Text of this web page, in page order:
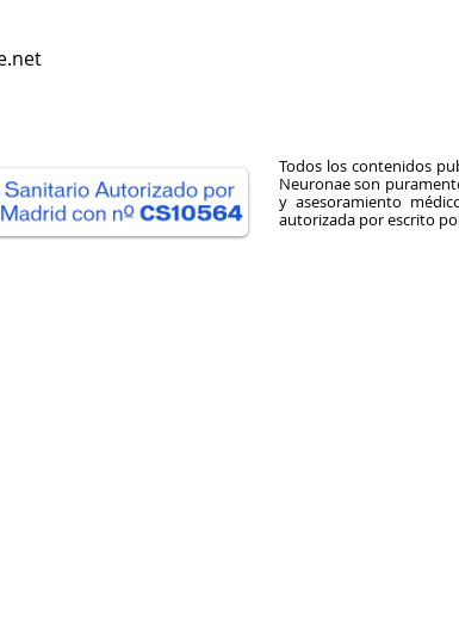
Todos los contenidos
Neuronae son
y asesoramiento
autorizada por escrito